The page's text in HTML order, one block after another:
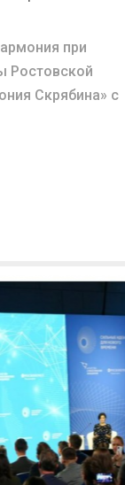
при
Ростовской
Скрябина» с